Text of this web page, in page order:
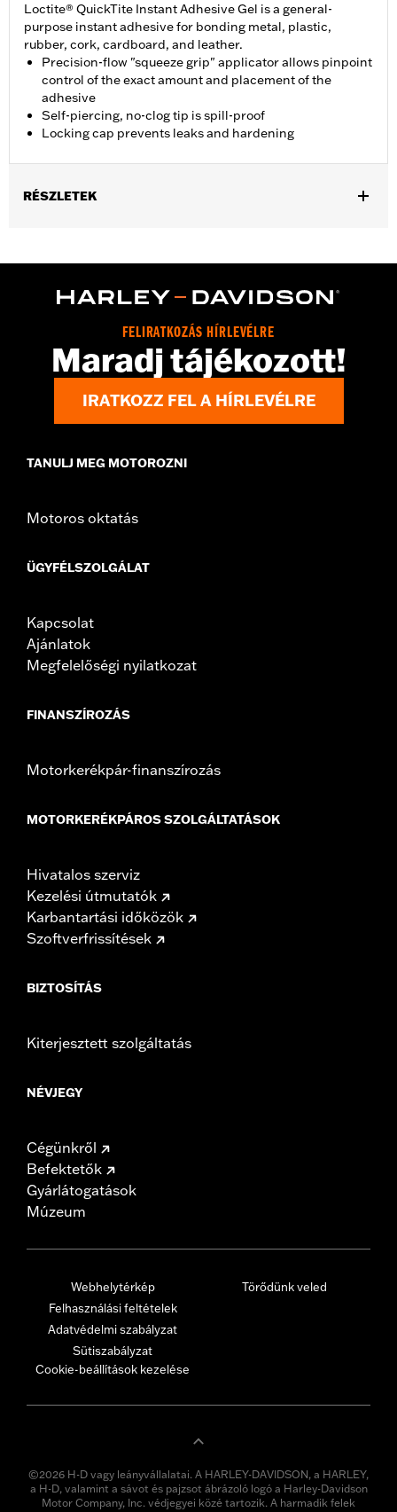
Loctite® QuickTite Instant Adhesive Gel is a general-
purpose instant adhesive for bonding metal, plastic,
rubber, cork, cardboard, and leather.
Precision-flow "squeeze grip" applicator allows pinpoint
control of the exact amount and placement of the
adhesive
Self-piercing, no-clog tip is spill-proof
Locking cap prevents leaks and hardening
RÉSZLETEK
Volume:0.14 Ounce
FELIRATKOZÁS HÍRLEVÉLRE
Maradj tájékozott!
IRATKOZZ FEL A HÍRLEVÉLRE
TANULJ MEG MOTOROZNI
Motoros oktatás
ÜGYFÉLSZOLGÁLAT
Kapcsolat
Ajánlatok
Megfelelőségi nyilatkozat
FINANSZÍROZÁS
Motorkerékpár-finanszírozás
MOTORKERÉKPÁROS SZOLGÁLTATÁSOK
Hivatalos szerviz
Kezelési útmutatók
Karbantartási időközök
Szoftverfrissítések
BIZTOSÍTÁS
Kiterjesztett szolgáltatás
NÉVJEGY
Cégünkről
Befektetők
Gyárlátogatások
Múzeum
Webhelytérkép
Felhasználási feltételek
Adatvédelmi szabályzat
Sütiszabályzat
Cookie-beállítások kezelése
Törődünk veled
©2026 H-D vagy leányvállalatai. A HARLEY-DAVIDSON, a HARLEY,
a H-D, valamint a sávot és pajzsot ábrázoló logó a Harley-Davidson
Motor Company, Inc. védjegyei közé tartozik. A harmadik felek